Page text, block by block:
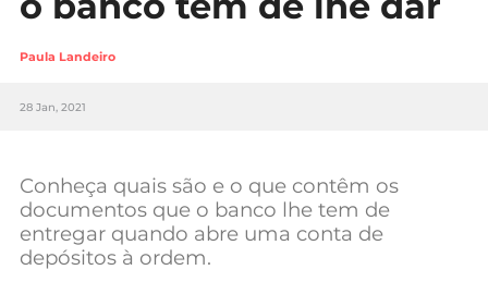
Lifestyle
Sociedade
Negócios
Mundial 2026
Paula Landeiro
28 Jan, 2021
Conheça quais são e o que contêm os
documentos que o banco lhe tem de
entregar quando abre uma conta de
depósitos à ordem.